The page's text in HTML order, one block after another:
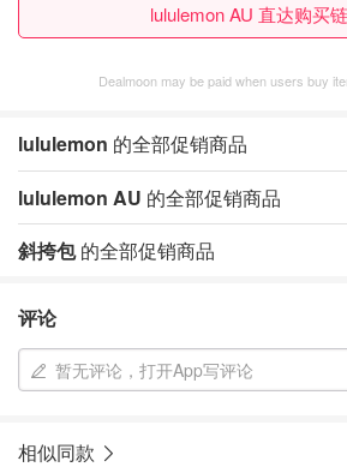
lululemon AU 直达购买
Dealmoon may be paid when users buy
lululemon 的全部促销商品
lululemon AU 的全部促销商品
斜挎包的全部促销商品
评论
暂无评论，打开App写评论
相似同款